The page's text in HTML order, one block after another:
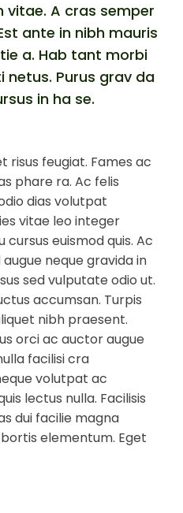
vitae. A cras semper
ante in nibh mauris
a. Hab tant morbi
Purus grav da
in ha se.
risus feugiat. Fames ac
phare ra. Ac felis
dias volutpat
vitae leo integer
cursus euismod quis. Ac
neque gravida in
sed vulputate odio ut.
accumsan. Turpis
nibh praesent.
orci ac auctor augue
facilisi cra
volutpat ac
lectus nulla. Facilisis
dui facilie magna
elementum. Eget